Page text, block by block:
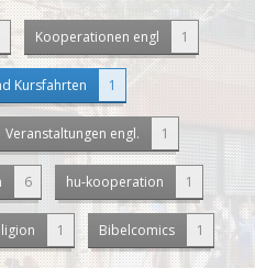
Kooperationen engl 1
Kursfahrten 1
Veranstaltungen engl. 1
6 hu-kooperation 1
1 Bibelcomics 1